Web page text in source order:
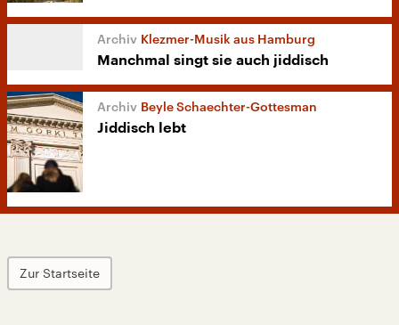
Klezmer-Musik aus Hamburg
Manchmal singt sie auch jiddisch
Beyle Schaechter-Gottesman
Jiddisch lebt
Zur Startseite